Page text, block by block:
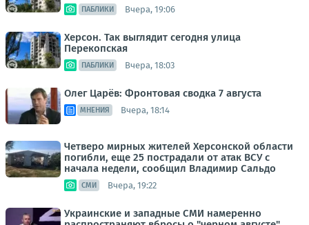
ПАБЛИКИ Вчера, 19:06
Херсон. Так выглядит сегодня улица
Перекопская
ПАБЛИКИ Вчера, 18:03
Олег Царёв: Фронтовая сводка 7 августа
МНЕНИЯ Вчера, 18:14
Четверо мирных жителей Херсонской области
погибли, еще 25 пострадали от атак ВСУ с
начала недели, сообщил Владимир Сальдо
СМИ Вчера, 19:22
Украинские и западные СМИ намеренно